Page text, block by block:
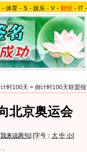
- 体育 - S - 娱乐 - V - 财经 - IT -
时100天 > 倒计时100天联盟报
北京奥运会
[我来说两句] [字号： 大 中 小]